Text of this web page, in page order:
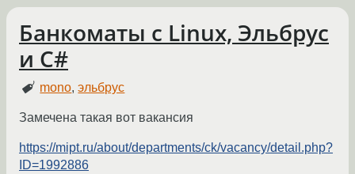
Банкоматы с Linux, Эльбрус
и C#
mono,эльбрус
Замечена такая вот вакансия
https://mipt.ru/about/departments/ck/vacancy/detail.php?
ID=1992886